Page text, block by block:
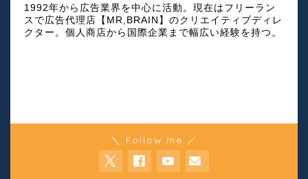
1992年から広告業界を中心に活動。現在はフリーラン
スで広告代理店【MR,BRAIN】のクリエイティブディレ
クター。個人商店から国際企業まで幅広い経験を持つ。
＼ Follow me ／